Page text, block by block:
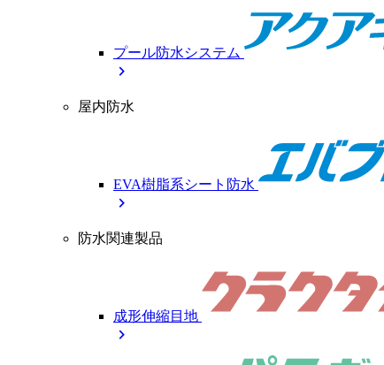
プール防水システム
chevron_right
屋内防水
EVA樹脂系シート防水
chevron_right
防水関連製品
成形伸縮目地
chevron_right